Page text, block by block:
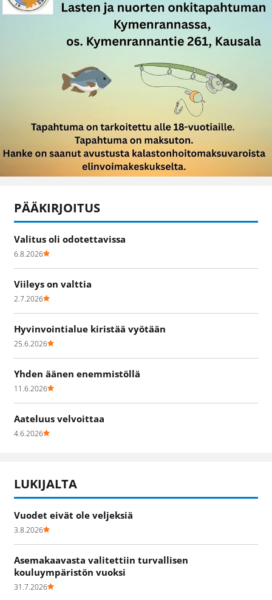
PÄÄKIRJOITUS
Valitus oli odotettavissa
6.8.2026
Viileys on valttia
2.7.2026
Hyvinvointialue kiristää vyötään
25.6.2026
Yhden äänen enemmistöllä
11.6.2026
Aateluus velvoittaa
4.6.2026
LUKIJALTA
Vuodet eivät ole veljeksiä
3.8.2026
Asemakaavasta valitettiin turvallisen
kouluympäristön vuoksi
31.7.2026